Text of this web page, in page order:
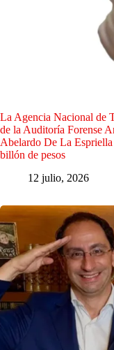
La Agencia Nacional de
de la Auditoría Forense
Abelardo De La
billón de pesos
12 julio, 2026